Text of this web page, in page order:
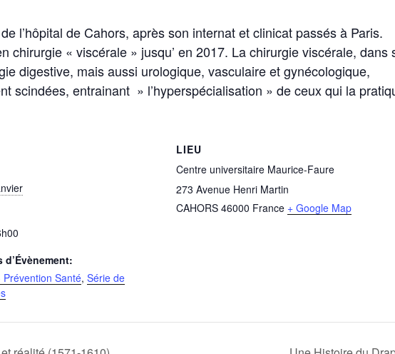
l’hôpital de Cahors, après son internat et clinicat passés à Paris.
chirurgie « viscérale » jusqu’ en 2017. La chirurgie viscérale, dans
digestive, mais aussi urologique, vasculaire et gynécologique,
scindées, entrainant » l’hyperspécialisation » de ceux qui la
d’Évènement:
Prévention Santé, Série de
LIEU
Centre universitaire Maurice-Faure
273 Avenue Henri Martin
CAHORS 46000 France + Google Map